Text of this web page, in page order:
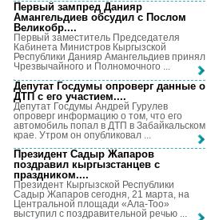
Первый зампред Данияр
Амангельдиев обсудил с Послом
Великобр....
Первый заместитель Председателя
Кабинета Министров Кыргызской
Республики Данияр Амангельдиев принял
Чрезвычайного и Полномочного ...
Депутат Госдумы опроверг данные о
ДТП с его участием....
Депутат Госдумы Андрей Гурулев
опроверг информацию о том, что его
автомобиль попал в ДТП в Забайкальском
крае. Утром он опубликовал ...
Президент Садыр Жапаров
поздравил кыргызстанцев с
праздником....
Президент Кыргызской Республики
Садыр Жапаров сегодня, 21 марта, на
Центральной площади «Ала-Тоо»
выступил с поздравительной речью ...